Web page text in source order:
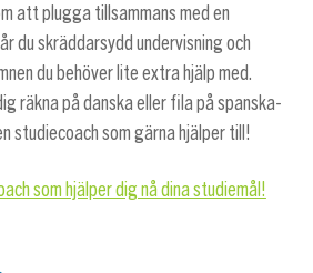
att plugga tillsammans med en
du skräddarsydd undervisning och
du behöver lite extra hjälp med.
räkna på danska eller fila på spanska-
studiecoach som gärna hjälper till!
som hjälper dig nå dina studiemål!